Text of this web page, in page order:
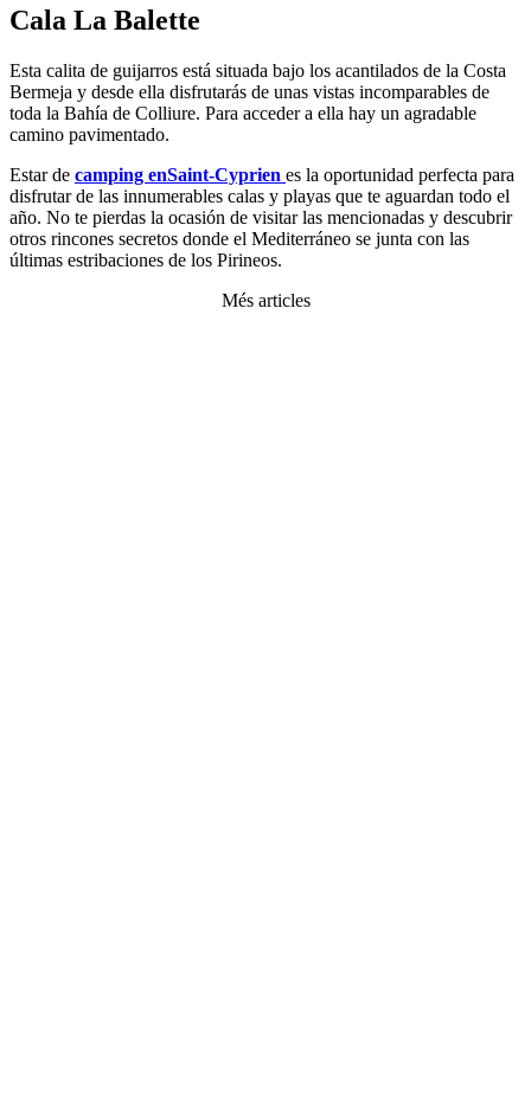
Cala La Balette
Esta calita de guijarros está situada bajo los acantilados de la Costa
Bermeja y desde ella disfrutarás de unas vistas incomparables de
toda la Bahía de Colliure. Para acceder a ella hay un agradable
camino pavimentado.
Estar de camping enSaint-Cyprien es la oportunidad perfecta para
disfrutar de las innumerables calas y playas que te aguardan todo el
año. No te pierdas la ocasión de visitar las mencionadas y descubrir
otros rincones secretos donde el Mediterráneo se junta con las
últimas estribaciones de los Pirineos.
Més articles